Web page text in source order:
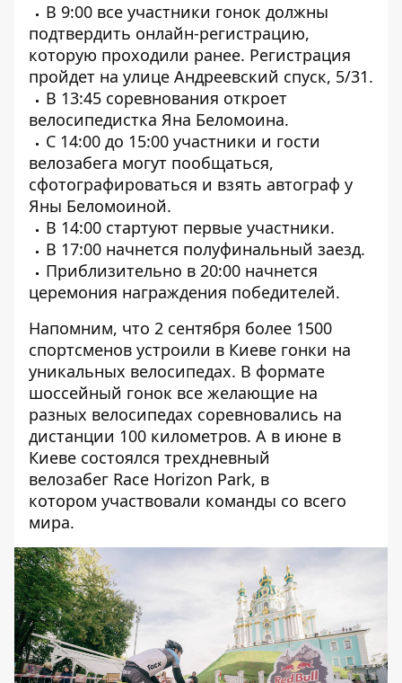
В 9:00 все участники гонок должны
подтвердить онлайн-регистрацию,
которую проходили ранее. Регистрация
пройдет на улице Андреевский спуск, 5/31.
В 13:45 соревнования откроет
велосипедистка Яна Беломоина.
С 14:00 до 15:00 участники и гости
велозабега могут пообщаться,
сфотографироваться и взять автограф у
Яны Беломоиной.
В 14:00 стартуют первые участники.
В 17:00 начнется полуфинальный заезд.
Приблизительно в 20:00 начнется
церемония награждения победителей.
Напомним, что 2 сентября более 1500
спортсменов устроили в Киеве гонки на
уникальных велосипедах. В формате
шоссейный гонок все желающие на
разных велосипедах соревновались на
дистанции 100 километров. А в июне в
Киеве состоялся трехдневный
велозабег Race Horizon Park, в
котором участвовали команды со всего
мира.